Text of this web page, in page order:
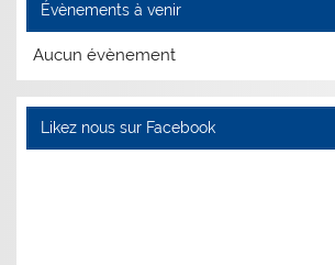
Évènements à venir
Aucun évènement
Likez nous sur Facebook